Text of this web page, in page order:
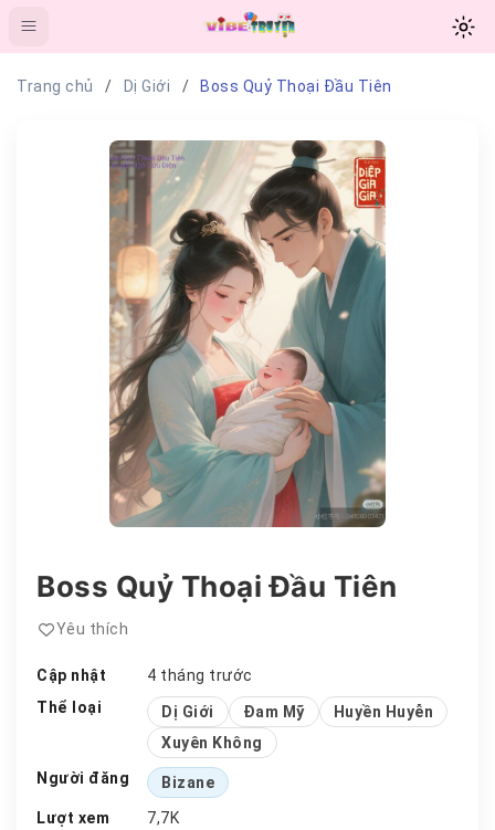
Trang chủ Dị Giới Boss Quỷ Thoại Đầu Tiên
Boss Quỷ Thoại Đầu Tiên
Yêu thích
Cập nhật
4 tháng trước
Thể loại
Dị Giới Đam Mỹ
Huyền Huyễn
Xuyên Không
Người đăng
Bizane
Lượt xem
7,7K